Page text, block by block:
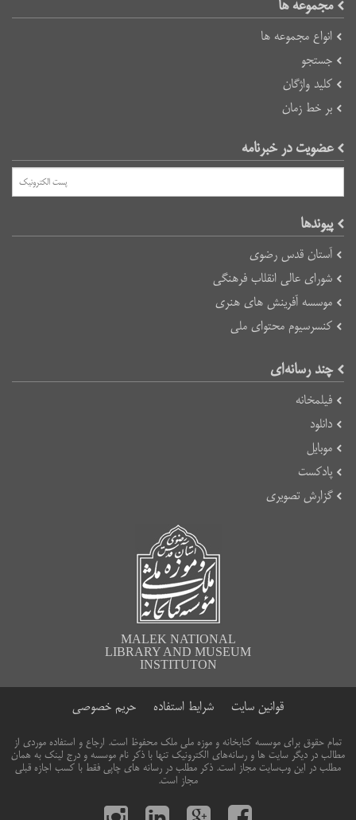
مجموعه ها
انواع مجموعه ها
جستجو
کلید واژگان
بر خط زمان
عضویت در خبرنامه
پیوند‌ها
آستان قدس رضوی
شورای عالی انقلاب فرهنگی
موسسه آفرینش های هنری
کنسرسیوم محتوای ملی
چند رسانه‌ای
فیلمخانه
دانلود
موبایل
پادکست
گزارش تصویری
MALEK NATIONAL
LIBRARY AND MUSEUM
INSTITUTON
قوانین سایت شرایط استفاده حریم خصوصی
تمام حقوق برای موسسه کتابخانه و موزه ملی ملک محفوظ است. ارجاع و استفاده موردی از
مطالب در دیگر سایت ها و رسانه‌های الکترونیک تنها با ذکر نام موسسه و درج لینک به همان
مطلب در این وب‌سایت مجاز است. ذکر مطلب در رسانه های چاپی فقط با کسب اجازه قبلی
مجاز است.